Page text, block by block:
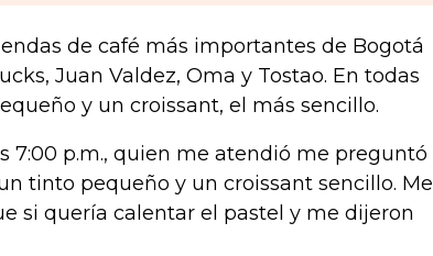
de café más importantes de Bogotá
Juan Valdez, Oma y Tostao. En todas
y un croissant, el más sencillo.
7:00 p.m., quien me atendió me preguntó
tinto pequeño y un croissant sencillo. Me
si quería calentar el pastel y me dijeron